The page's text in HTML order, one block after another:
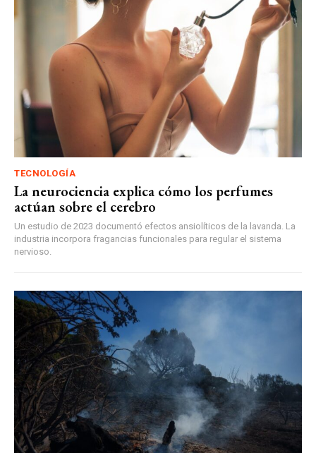
TECNOLOGÍA
La neurociencia explica cómo los perfumes
actúan sobre el cerebro
Un estudio de 2023 documentó efectos ansiolíticos de la lavanda. La
industria incorpora fragancias funcionales para regular el sistema
nervioso.